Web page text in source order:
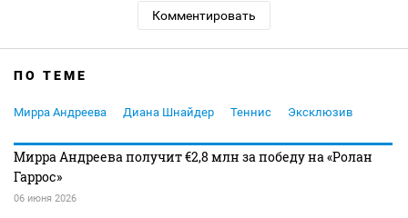
Комментировать
ПО ТЕМЕ
Мирра Андреева Диана Шнайдер Теннис Эксклюзив
Мирра Андреева получит €2,8 млн за победу на «Ролан
Гаррос»
06 июня 2026